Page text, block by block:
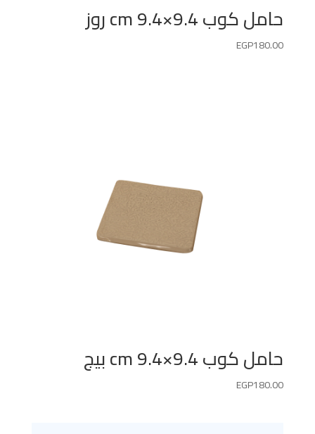
حامل كوب 9.4×9.4 cm روز
EGP180.00
حامل كوب 9.4×9.4 cm بيج
EGP180.00